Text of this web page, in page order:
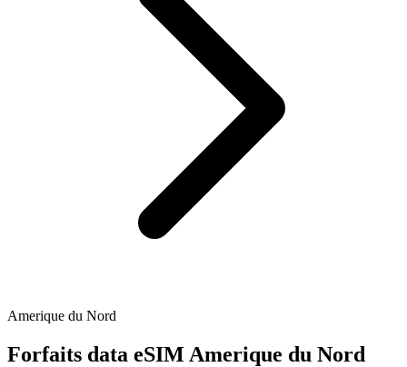
Amerique du Nord
Forfaits data eSIM Amerique du Nord